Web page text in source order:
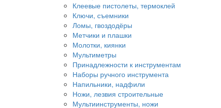
Клеевые пистолеты, термоклей
Ключи, съемники
Ломы, гвоздодёры
Метчики и плашки
Молотки, киянки
Мультиметры
Принадлежности к инструментам
Наборы ручного инструмента
Напильники, надфили
Ножи, лезвия строительные
Мультиинструменты, ножи